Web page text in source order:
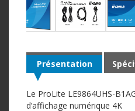
Présentation
Le ProLite LE9864UHS-
d’affichage numérique 4K